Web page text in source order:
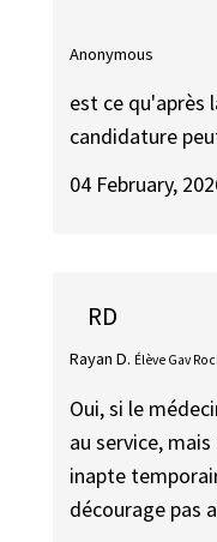
Anonymous
est ce qu'après
candidature
04 February,
RD
Rayan D. Élève Gav
Oui, si le
au service,
inapte
décourage pas